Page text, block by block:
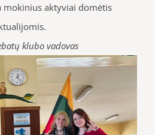
aktyviai domėtis
klubo vadovas